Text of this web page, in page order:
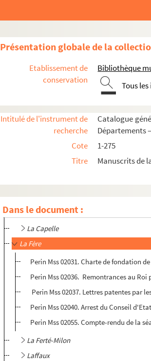
Présentation globale de la
Etablissement de
conservation
Bibliothèque
Tous
Intitulé de l'instrument de
recherche
Catalogue
Départements
Cote
1-275
Titre
Manuscrits de
Dans le document :
Fonsomme
Gercy
Gouy
Guise
Jouy
Juvigny
La Bouteille
La Capelle
La Fère
Perin Mss 02031. Charte de fondation
Perin Mss 02036. Remontrances au
Perin Mss 02037. Lettres patentes par
Perin Mss 02040. Arrest du Conseil
Perin Mss 02055. Compte-rendu de la
La Ferté-Milon
Laffaux